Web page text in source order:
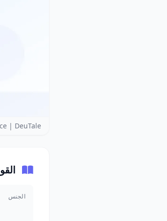
| DeuTale
الجنس